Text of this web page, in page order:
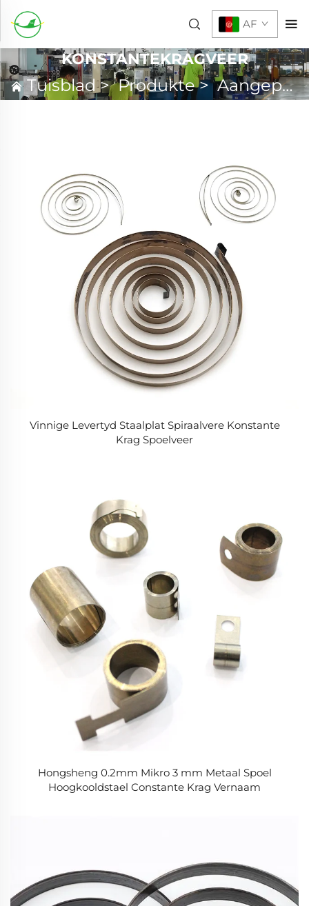
AF
KONSTANTEKRAGVEER
Tuisblad>Produkte>Aangepaste Veer
Vinnige Levertyd Staalplat Spiraalvere Konstante
Krag Spoelveer
Hongsheng 0.2mm Mikro 3 mm Metaal Spoel
Hoogkooldstael Constante Krag Vernaam